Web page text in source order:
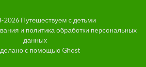
2026 Путешествуем с детьми
и политика обработки персональных
данных
с помощью Ghost